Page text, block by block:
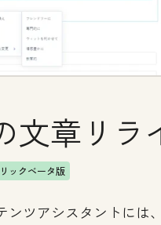
文章リラ
ックベータ版
ンツアシスタントには